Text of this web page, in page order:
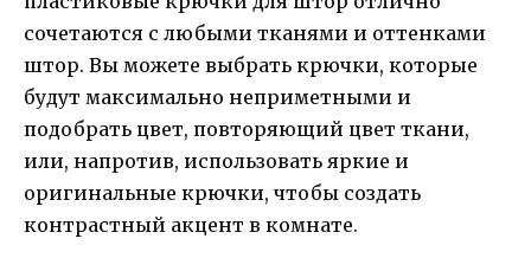
сочетаются с любыми тканями и оттенками
штор. Вы можете выбрать крючки, которые
будут максимально неприметными и
подобрать цвет, повторяющий цвет ткани,
или, напротив, использовать яркие и
оригинальные крючки, чтобы создать
контрастный акцент в комнате.